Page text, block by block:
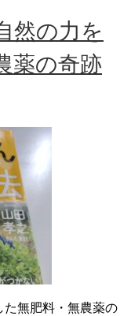
然の力を
薬の奇跡
た無肥料・無農薬の